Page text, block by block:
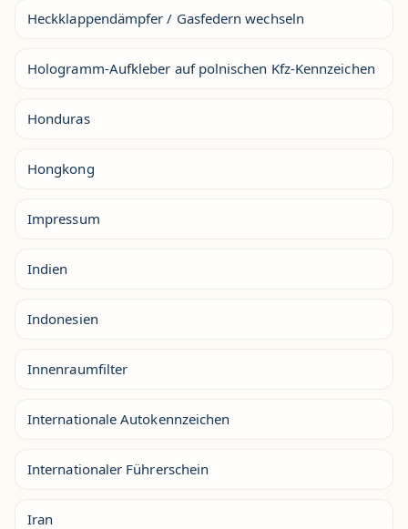
Heckklappendämpfer / Gasfedern wechseln
Hologramm-Aufkleber auf polnischen Kfz-Kennzeichen
Honduras
Hongkong
Impressum
Indien
Indonesien
Innenraumfilter
Internationale Autokennzeichen
Internationaler Führerschein
Iran